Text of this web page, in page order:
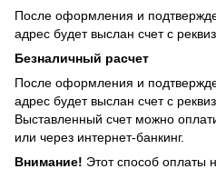
После оформления и
адрес будет выслан счет с
Безналичный расчет
После оформления и
адрес будет выслан счет с
Выставленный счет можно
или через интернет-банкинг.
Внимание! Этот способ оплаты